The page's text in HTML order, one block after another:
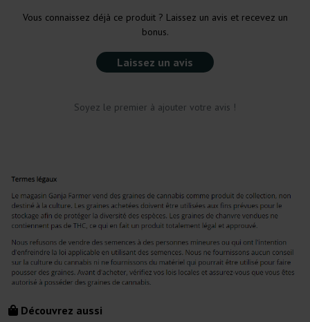
Vous connaissez déjà ce produit ? Laissez un avis et recevez un
bonus.
Laissez un avis
Soyez le premier à ajouter votre avis !
Découvrez aussi